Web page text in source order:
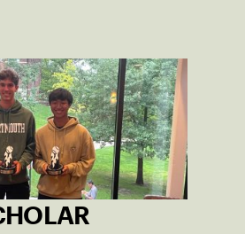
Lawn Tennis
now USTA New
George Barta of
senior division, and
created the Friendship
players competed on
the Jay Peak Resort in